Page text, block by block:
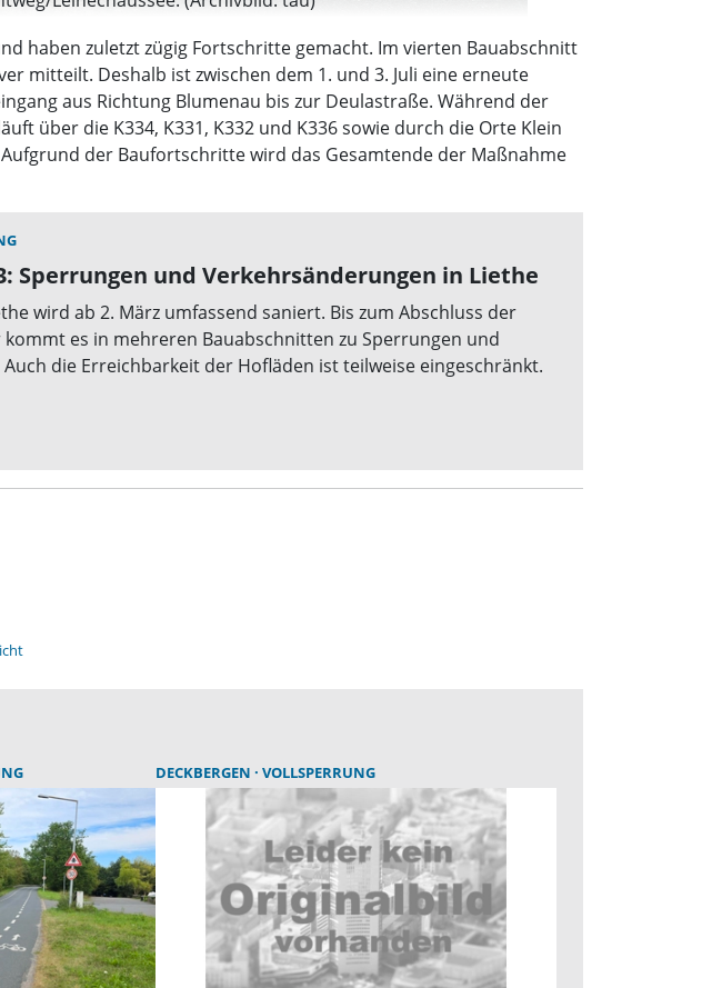
haben zuletzt zügig Fortschritte gemacht. Im vierten Bauabschnitt
mitteilt. Deshalb ist zwischen dem 1. und 3. Juli eine erneute
aus Richtung Blumenau bis zur Deulastraße. Während der
über die K334, K331, K332 und K336 sowie durch die Orte Klein
der Baufortschritte wird das Gesamtende der Maßnahme
Sperrungen und Verkehrsänderungen in Liethe
wird ab 2. März umfassend saniert. Bis zum Abschluss der
es in mehreren Bauabschnitten zu Sperrungen und
die Erreichbarkeit der Hofläden ist teilweise eingeschränkt.
DECKBERGEN VOLLSPERRUNG